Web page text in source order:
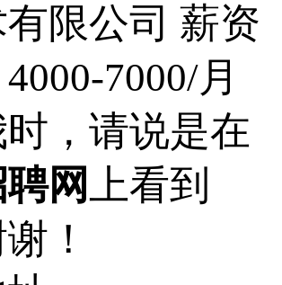
限公司 薪资
7000/月
，请说是在
网上看到
！